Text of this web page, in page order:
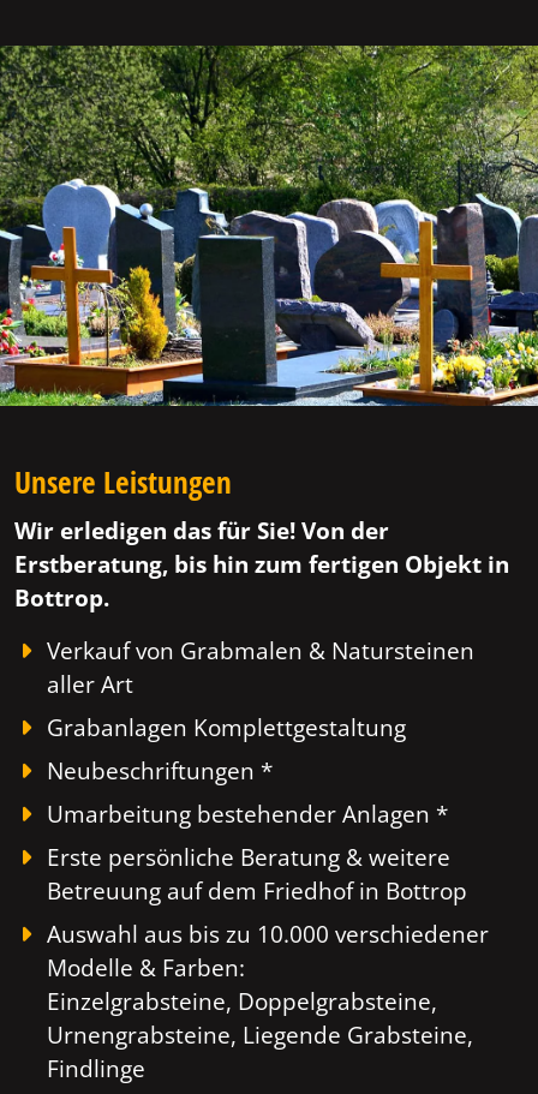
Unsere Leistungen
Wir erledigen das für Sie! Von der
Erstberatung, bis hin zum fertigen Objekt in
Bottrop.
Verkauf von Grabmalen & Natursteinen
aller Art
Grabanlagen Komplettgestaltung
Neubeschriftungen *
Umarbeitung bestehender Anlagen *
Erste persönliche Beratung & weitere
Betreuung auf dem Friedhof in Bottrop
Auswahl aus bis zu 10.000 verschiedener
Modelle & Farben:
Einzelgrabsteine, Doppelgrabsteine,
Urnengrabsteine, Liegende Grabsteine,
Findlinge